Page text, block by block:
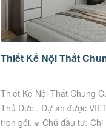
Thiết Kế Nội Thất
Thiết Kế Nội Thất Chung
Thủ Đức . Dự án được
trọn gói. ๏ Chủ đầu tư: